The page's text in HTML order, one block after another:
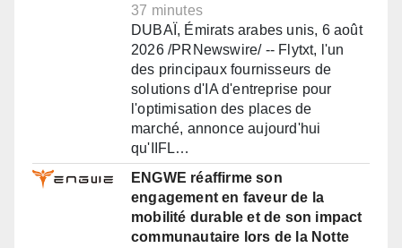
37 minutes
DUBAÏ, Émirats arabes unis, 6 août
2026 /PRNewswire/ -- Flytxt, l'un
des principaux fournisseurs de
solutions d'IA d'entreprise pour
l'optimisation des places de
marché, annonce aujourd'hui
qu'IIFL…
ENGWE réaffirme son
engagement en faveur de la
mobilité durable et de son impact
communautaire lors de la Notte